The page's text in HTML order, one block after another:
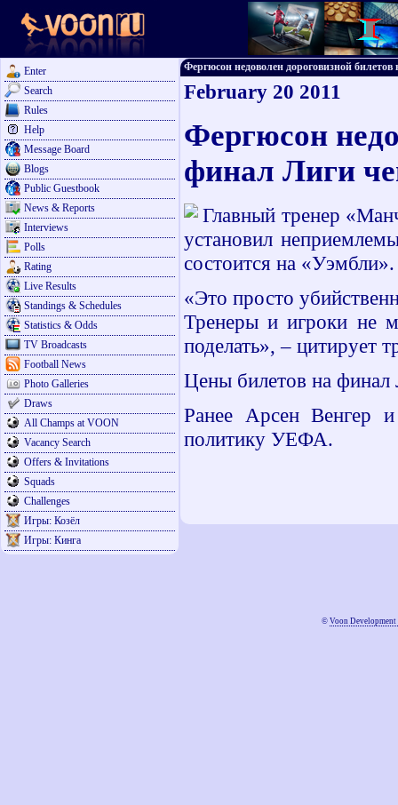
Enter
Search
Rules
Help
Message Board
Blogs
Public Guestbook
News & Reports
Interviews
Polls
Rating
Live Results
Standings & Schedules
Statistics & Odds
TV Broadcasts
Football News
Photo Galleries
Draws
All Champs at VOON
Vacancy Search
Offers & Invitations
Squads
Challenges
Игры: Козёл
Игры: Кинга
Фергюсон недоволен дороговизной
February 20 2011
Фергюсон
финал Лиги
Главный тренер
установил
состоится на «Уэмбли».
«Это просто
Тренеры и игроки не
поделать», – цитирует
Цены билетов на
Ранее Арсен Венгер
политику УЕФА.
© Voon Development